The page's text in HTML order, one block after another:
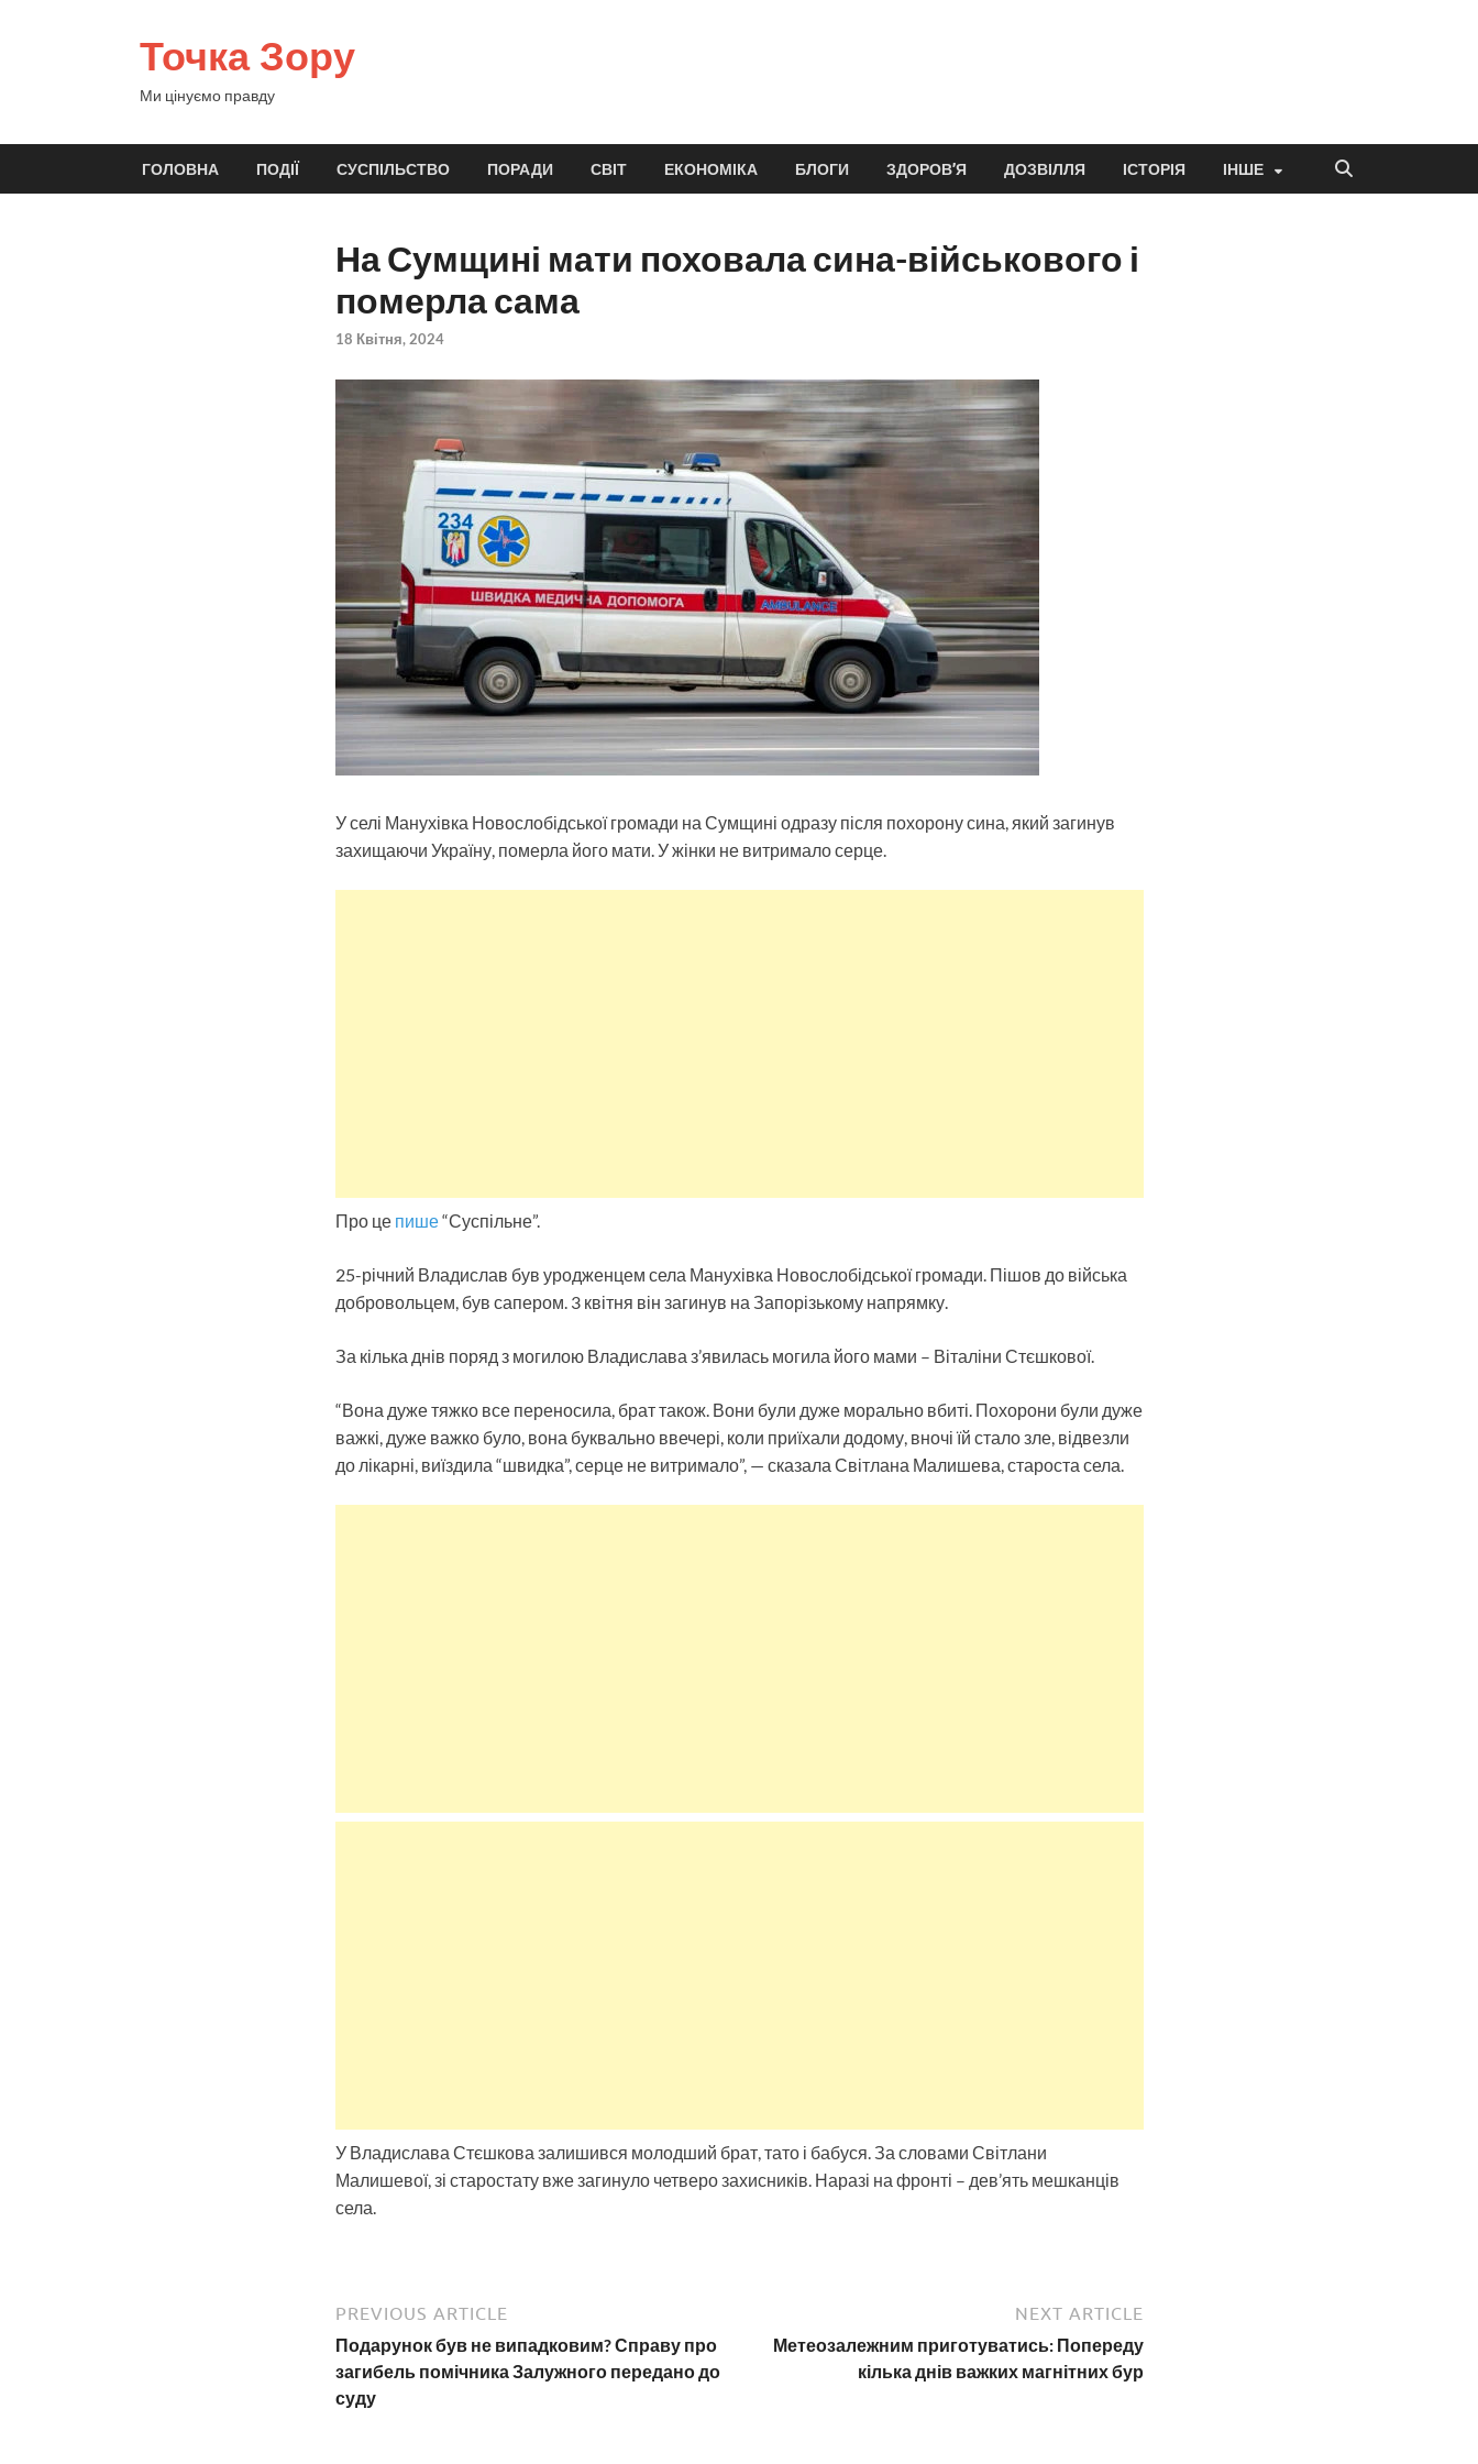
Точка Зору
Ми цінуємо правду
ГОЛОВНА ПОДІЇ СУСПІЛЬСТВО ПОРАДИ СВІТ ЕКОНОМІКА БЛОГИ ЗДОРОВ’Я ДОЗВІЛЛЯ ІСТОРІЯ ІНШЕ
На Сумщині мати поховала сина-військового і
померла сама
18 Квітня, 2024
У селі Манухівка Новослобідської громади на Сумщині одразу після похорону сина, який загинув
захищаючи Україну, померла його мати. У жінки не витримало серце.
Про це пише“Суспільне”.
25-річний Владислав був уродженцем села Манухівка Новослобідської громади. Пішов до війська
добровольцем, був сапером. 3 квітня він загинув на Запорізькому напрямку.
За кілька днів поряд з могилою Владислава з’явилась могила його мами – Віталіни Стєшкової.
“Вона дуже тяжко все переносила, брат також. Вони були дуже морально вбиті. Похорони були дуже
важкі, дуже важко було, вона буквально ввечері, коли приїхали додому, вночі їй стало зле, відвезли
до лікарні, виїздила “швидка”, серце не витримало”, — сказала Світлана Малишева, староста села.
У Владислава Стєшкова залишився молодший брат, тато і бабуся. За словами Світлани
Малишевої, зі старостату вже загинуло четверо захисників. Наразі на фронті – дев’ять мешканців
села.
PREVIOUS ARTICLE
Подарунок був не випадковим? Справу про
загибель помічника Залужного передано до
суду
NEXT ARTICLE
Метеозалежним приготуватись: Попереду
кілька днів важких магнітних бур